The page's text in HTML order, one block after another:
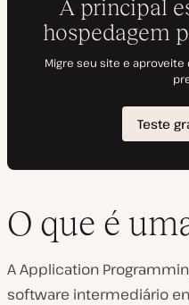
O que é
A Application
software intermediário